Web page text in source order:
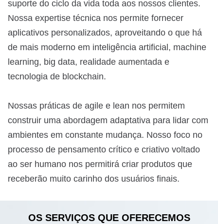
suporte do ciclo da vida toda aos nossos clientes.
Nossa expertise técnica nos permite fornecer
aplicativos personalizados, aproveitando o que há
de mais moderno em inteligência artificial, machine
learning, big data, realidade aumentada e
tecnologia de blockchain.
Nossas práticas de agile e lean nos permitem
construir uma abordagem adaptativa para lidar com
ambientes em constante mudança. Nosso foco no
processo de pensamento crítico e criativo voltado
ao ser humano nos permitirá criar produtos que
receberão muito carinho dos usuários finais.
OS SERVIÇOS QUE OFERECEMOS